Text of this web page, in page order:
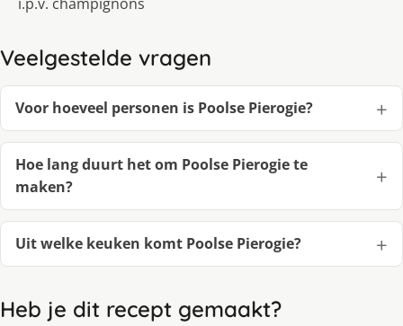
Veelgestelde vragen
Voor hoeveel personen is Poolse Pierogie?
Hoe lang duurt het om Poolse Pierogie te
maken?
Uit welke keuken komt Poolse Pierogie?
Heb je dit recept gemaakt?